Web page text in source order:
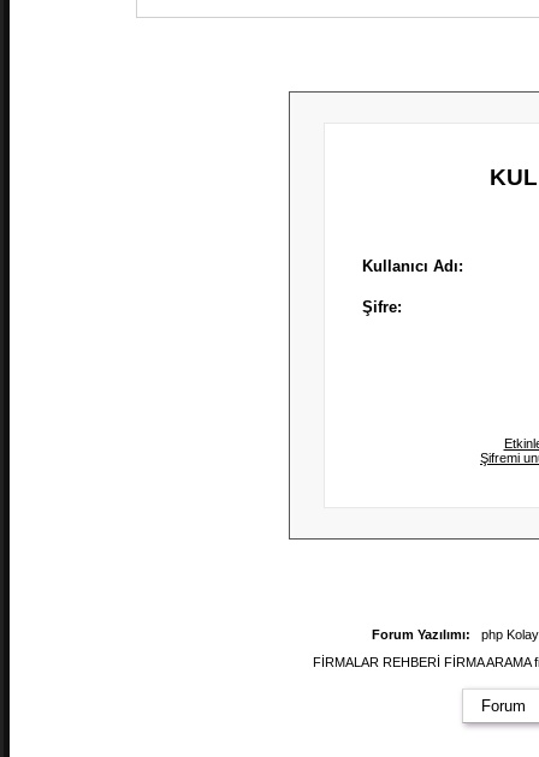
Kullanıcı Adı:
Şifre:
Şifremi
Forum Yazılımı:
php
FİRMALAR REHBERİ FİRMA
Forum